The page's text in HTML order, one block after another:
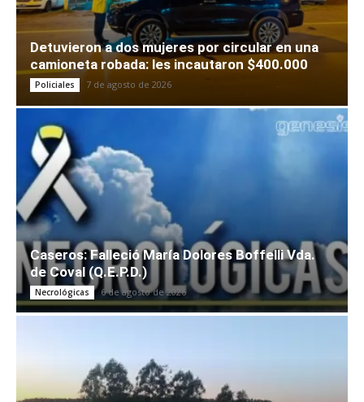
Detuvieron a dos mujeres por circular en una
camioneta robada: les incautaron $400.000
Policiales 7 de agosto de 2026
Caseros: Falleció María Dolores Boffelli Vda.
de Coval (Q.E.P.D.)
Necrológicas 6 de agosto de 2026